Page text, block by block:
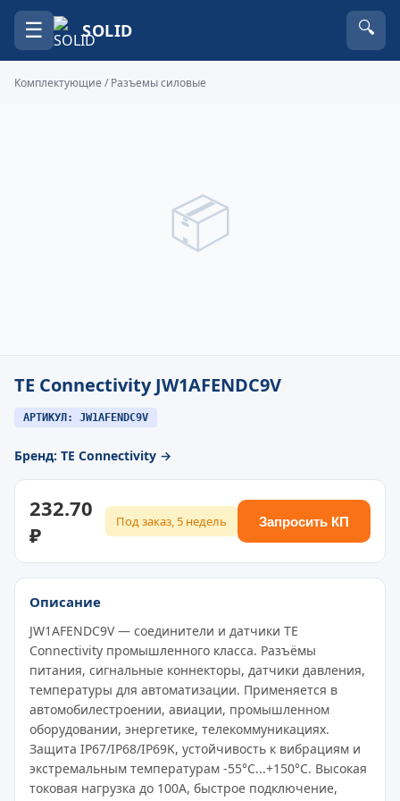
☰ SOLID 🔍
Комплектующие /Разъемы силовые
📦
TE Connectivity JW1AFENDC9V
АРТИКУЛ: JW1AFENDC9V
Бренд: TE Connectivity →
232.70
₽
Под заказ, 5 недель Запросить КП
Описание
JW1AFENDC9V — соединители и датчики TE
Connectivity промышленного класса. Разъёмы
питания, сигнальные коннекторы, датчики давления,
температуры для автоматизации. Применяется в
автомобилестроении, авиации, промышленном
оборудовании, энергетике, телекоммуникациях.
Защита IP67/IP68/IP69K, устойчивость к вибрациям и
экстремальным температурам -55°C...+150°C. Высокая
токовая нагрузка до 100A, быстрое подключение,